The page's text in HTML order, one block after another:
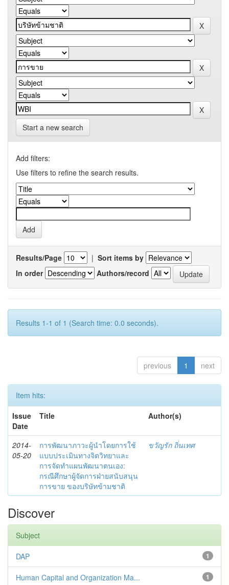
Start a new search
Add filters:
Use filters to refine the search results.
Results/Page | Sort items by
In order
Authors/record
Results 1-1 of 1 (Search time: 0.0 seconds).
previous 1 next
Item hits:
Issue
Date
Title Author(s)
2014-
05-20
การพัฒนาภาวะผู้นำโดยการใช้
แบบประเมินทางจิตวิทยาและ
การจัดทำแผนพัฒนาตนเอง:
กรณีศึกษาผู้จัดการฝ่ายสนับสนุน
การขาย ของบริษัทข้ามชาติ
ขวัญรัก ถิ่นเทศ
Discover
Subject
1
DAP
1
Human Capital and Organization Ma...